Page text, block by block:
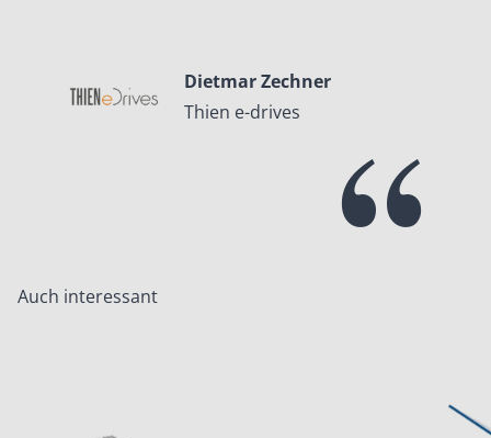
Dietmar Zechner
Thien e-drives
Auch interessant